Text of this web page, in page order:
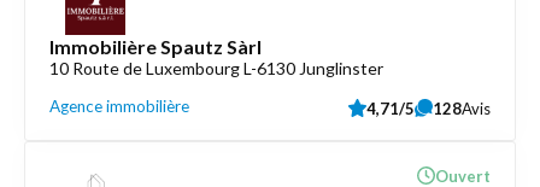
Immobilière Spautz Sàrl
10 Route de Luxembourg L-6130 Junglinster
Agence immobilière 4,71/5 128Avis
Ouvert